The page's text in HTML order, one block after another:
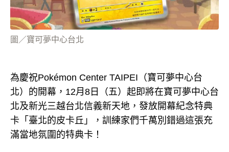
圖／寶可夢中心台北
為慶祝Pokémon Center TAIPEI（寶可夢中心台
北）的開幕，12月8日（五）起即將在寶可夢中心台
北及新光三越台北信義新天地，發放開幕紀念特典
卡「臺北的皮卡丘」，訓練家們千萬別錯過這張充
滿當地氛圍的特典卡！